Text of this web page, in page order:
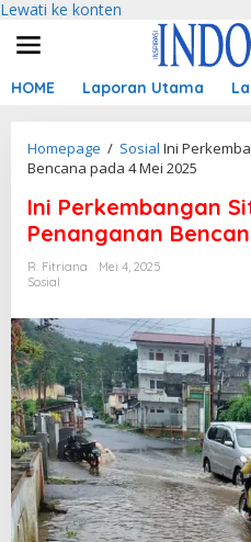
Lewati ke konten
HOME Laporan Utama
Homepage / Sosial Ini
Bencana pada 4 Mei 2025
Ini Perkembangan
Penanganan
R. Fitriana
Mei 4, 2025
Sosial